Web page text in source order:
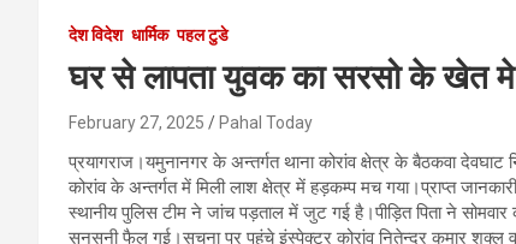
देश विदेश धार्मिक पहल टुडे
घर से लापता युवक का सरसो के खेत मे
February 27, 2025 Pahal Today
प्रयागराज।यमुनानगर के अन्तर्गत थाना कोरांव क्षेत्र के बैठकवा
कोरांव के अन्तर्गत में मिली लाश क्षेत्र में हड़कम्प मच गया।प्राप्त
स्थानीय पुलिस टीम ने जांच पड़ताल में जुट गई है।पीड़ित पिता ने
सनसनी फैल गई।सुचना पर पहुंचे इंस्पेक्टर कोरांव नितेन्द्र कुमार शुक्ल